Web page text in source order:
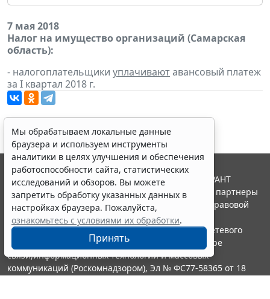
7 мая 2018
Налог на имущество организаций (Самарская
область):
- налогоплательщики уплачиваютавансовый платеж
за I квартал 2018 г.
Мы обрабатываем локальные данные
браузера и используем инструменты
аналитики в целях улучшения и обеспечения
работоспособности сайта, статистических
исследований и обзоров. Вы можете
запретить обработку указанных данных в
настройках браузера. Пожалуйста,
ознакомьтесь с условиями их обработки.
Принять
© ООО "НПП "ГАРАНТ-СЕРВИС", 2026. Система ГАРАНТ
выпускается с 1990 года. Компания "Гарант" и ее партнеры
являются участниками Российской ассоциации правовой
информации ГАРАНТ.
Портал ГАРАНТ.РУ зарегистрирован в качестве сетевого
издания Федеральной службой по надзору в сфере
связи,информационных технологий и массовых
коммуникаций (Роскомнадзором), Эл № ФС77-58365 от 18